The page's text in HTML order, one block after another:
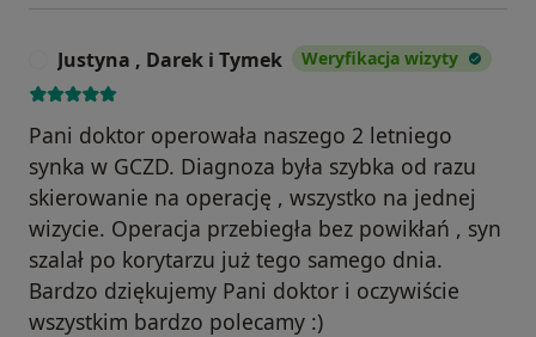
Justyna , Darek i Tymek Weryfikacja wizyty
Pani doktor operowała naszego 2 letniego
synka w GCZD. Diagnoza była szybka od razu
skierowanie na operację , wszystko na jednej
wizycie. Operacja przebiegła bez powikłań , syn
szalał po korytarzu już tego samego dnia.
Bardzo dziękujemy Pani doktor i oczywiście
wszystkim bardzo polecamy :)